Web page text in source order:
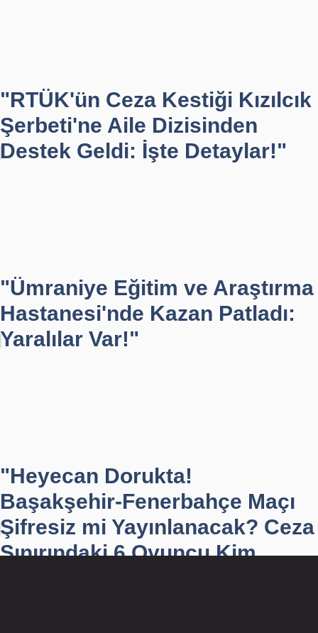
"RTÜK'ün Ceza Kestiği Kızılcık
Şerbeti'ne Aile Dizisinden
Destek Geldi: İşte Detaylar!"
"Ümraniye Eğitim ve Araştırma
Hastanesi'nde Kazan Patladı:
Yaralılar Var!"
"Heyecan Dorukta!
Başakşehir-Fenerbahçe Maçı
Şifresiz mi Yayınlanacak? Ceza
Sınırındaki 6 Oyuncu Kim...